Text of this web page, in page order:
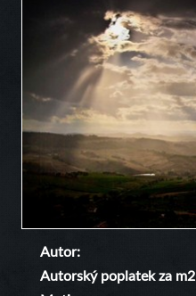
Autor
Autorský poplatek za m2